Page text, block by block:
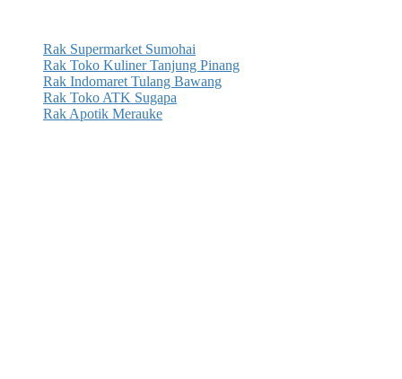
Rak Supermarket Sumohai
Rak Toko Kuliner Tanjung Pinang
Rak Indomaret Tulang Bawang
Rak Toko ATK Sugapa
Rak Apotik Merauke